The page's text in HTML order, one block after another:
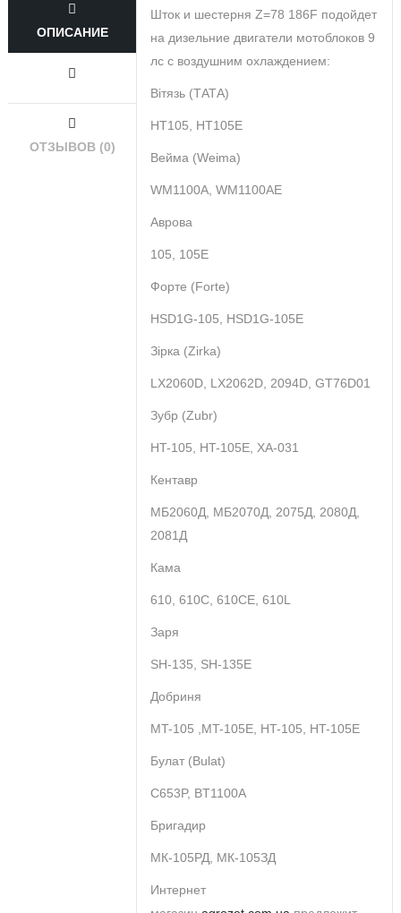
ОПИСАНИЕ
ОТЗЫВОВ (0)
Шток и шестерня Z=78 186F подойдет
на дизельние двигатели мотоблоков 9
лс с воздушним охлаждением:
Вітязь (ТАТА)
HT105, HT105E
Вейма (Weima)
WM1100А, WM1100АE
Аврова
105, 105E
Форте (Forte)
HSD1G-105, HSD1G-105E
Зірка (Zirka)
LX2060D, LX2062D, 2094D, GT76D01
Зубр (Zubr)
HT-105, HT-105E, XA-031
Кентавр
МБ2060Д, МБ2070Д, 2075Д, 2080Д,
2081Д
Кама
610, 610С, 610CE, 610L
Заря
SH-135, SH-135E
Добриня
MT-105 ,MT-105E, HT-105, HT-105E
Булат (Bulat)
C653P, BT1100A
Бригадир
МК-105РД, МК-105ЗД
Интернет